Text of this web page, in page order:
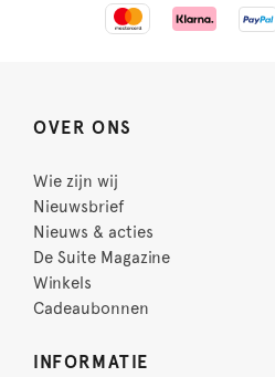
OVER ONS
Wie zijn wij
Nieuwsbrief
Nieuws & acties
De Suite Magazine
Winkels
Cadeaubonnen
INFORMATIE